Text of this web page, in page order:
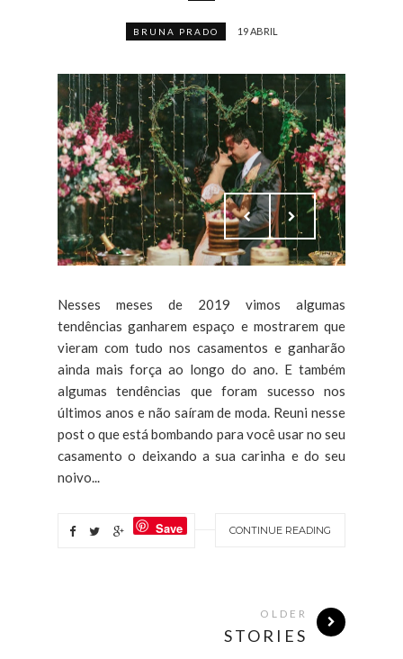
BRUNA PRADO 19 ABRIL
Nesses meses de 2019 vimos algumas
tendências ganharem espaço e mostrarem que
vieram com tudo nos casamentos e ganharão
ainda mais força ao longo do ano. E também
algumas tendências que foram sucesso nos
últimos anos e não saíram de moda. Reuni nesse
post o que está bombando para você usar no seu
casamento o deixando a sua carinha e do seu
noivo...
CONTINUE READING
Save
OLDER
STORIES